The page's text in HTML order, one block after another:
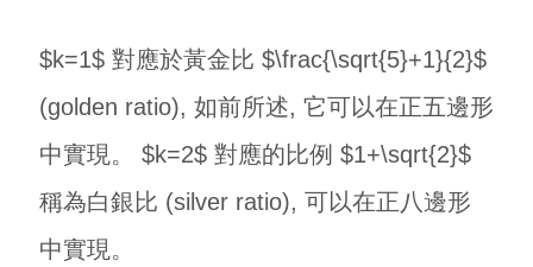
$k=1$ 對應於黃金比 $\frac{\sqrt{5}+1}{2}$
(golden ratio), 如前所述, 它可以在正五邊形
中實現。 $k=2$ 對應的比例 $1+\sqrt{2}$
稱為白銀比 (silver ratio), 可以在正八邊形
中實現。